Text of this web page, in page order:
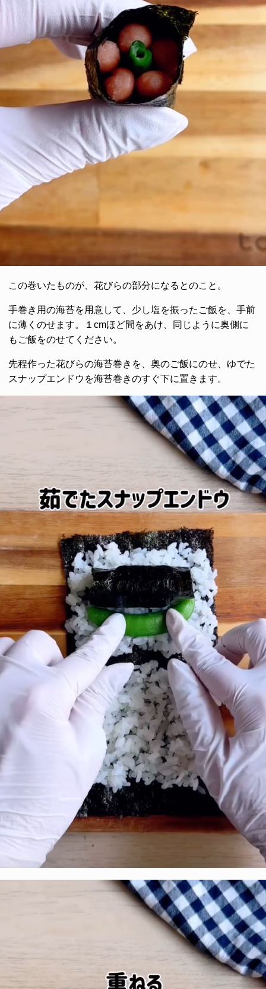
この巻いたものが、花びらの部分になるとのこと。
手巻き用の海苔を用意して、少し塩を振ったご飯を、手前
に薄くのせます。１cmほど間をあけ、同じように奥側に
もご飯をのせてください。
先程作った花びらの海苔巻きを、奥のご飯にのせ、ゆでた
スナップエンドウを海苔巻きのすぐ下に置きます。